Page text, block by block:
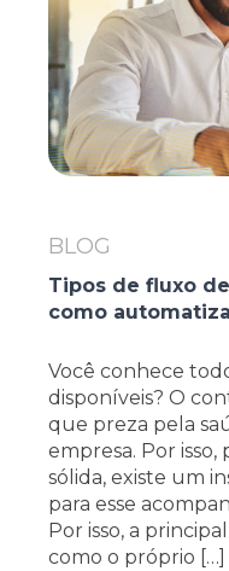
BLOG
Tipos de fluxo
como
Você conhece
disponíveis? O
que preza pela
empresa. Por
sólida, existe um
para esse
Por isso, a
como o próprio […]